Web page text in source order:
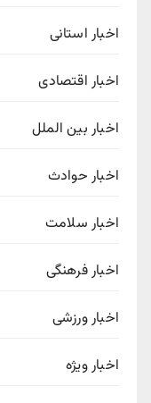
اخبار استانی
اخبار اقتصادی
اخبار بین الملل
اخبار حوادث
اخبار سلامت
اخبار فرهنگی
اخبار ورزشی
اخبار ویژه